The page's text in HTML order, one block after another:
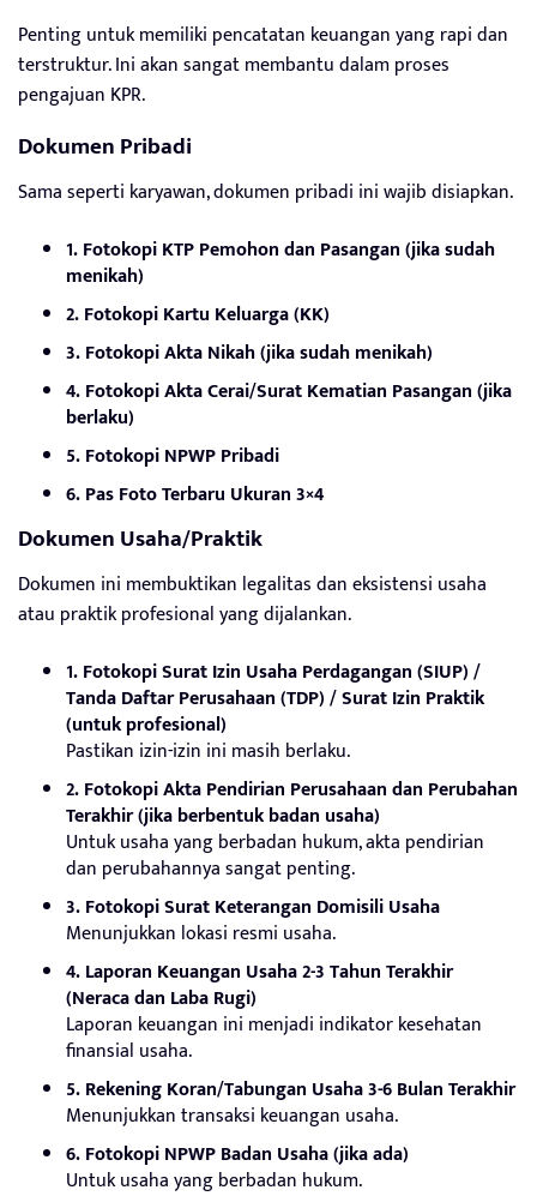
Penting untuk memiliki pencatatan keuangan yang rapi dan
terstruktur. Ini akan sangat membantu dalam proses
pengajuan KPR.
Dokumen Pribadi
Sama seperti karyawan, dokumen pribadi ini wajib disiapkan.
1. Fotokopi KTP Pemohon dan Pasangan (jika sudah
menikah)
2. Fotokopi Kartu Keluarga (KK)
3. Fotokopi Akta Nikah (jika sudah menikah)
4. Fotokopi Akta Cerai/Surat Kematian Pasangan (jika
berlaku)
5. Fotokopi NPWP Pribadi
6. Pas Foto Terbaru Ukuran 3×4
Dokumen Usaha/Praktik
Dokumen ini membuktikan legalitas dan eksistensi usaha
atau praktik profesional yang dijalankan.
1. Fotokopi Surat Izin Usaha Perdagangan (SIUP) /
Tanda Daftar Perusahaan (TDP) / Surat Izin Praktik
(untuk profesional)
Pastikan izin-izin ini masih berlaku.
2. Fotokopi Akta Pendirian Perusahaan dan Perubahan
Terakhir (jika berbentuk badan usaha)
Untuk usaha yang berbadan hukum, akta pendirian
dan perubahannya sangat penting.
3. Fotokopi Surat Keterangan Domisili Usaha
Menunjukkan lokasi resmi usaha.
4. Laporan Keuangan Usaha 2-3 Tahun Terakhir
(Neraca dan Laba Rugi)
Laporan keuangan ini menjadi indikator kesehatan
finansial usaha.
5. Rekening Koran/Tabungan Usaha 3-6 Bulan Terakhir
Menunjukkan transaksi keuangan usaha.
6. Fotokopi NPWP Badan Usaha (jika ada)
Untuk usaha yang berbadan hukum.